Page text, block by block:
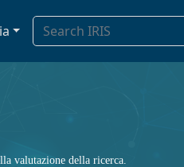
valutazione della ricerca.